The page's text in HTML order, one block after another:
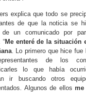
explica que todo se
de que la noticia se
de un comunicado por
“Me enteré de la situación
. Lo primero que hice fue
de los
lo que había
ir buscando otros
Algunos de ellos me